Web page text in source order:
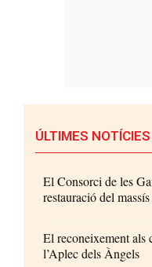
ÚLTIMES
El Consorci de les
restauració del
El reconeixement als
l’Aplec dels Àngels